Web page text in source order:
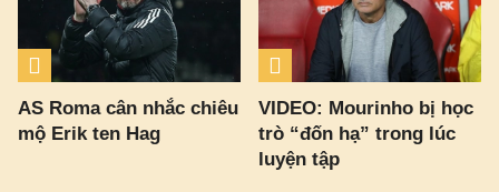
AS Roma cân nhắc chiêu
mộ Erik ten Hag
VIDEO: Mourinho bị học
trò “đốn hạ” trong lúc
luyện tập